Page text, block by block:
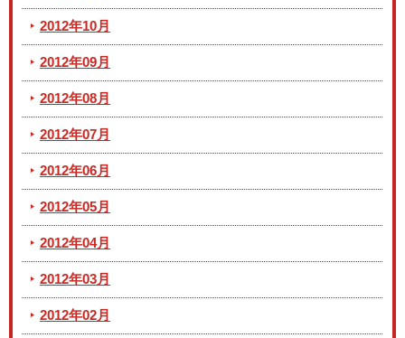
2012年10月
2012年09月
2012年08月
2012年07月
2012年06月
2012年05月
2012年04月
2012年03月
2012年02月